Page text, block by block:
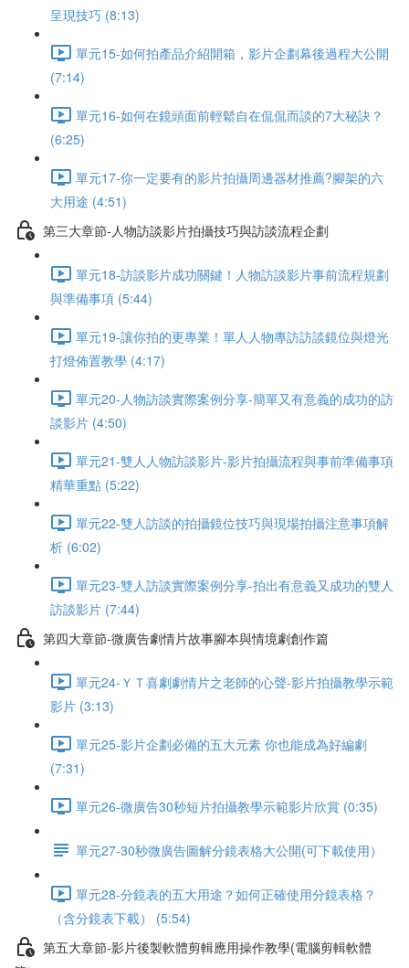
呈現技巧 (8:13)
單元15-如何拍產品介紹開箱，影片企劃幕後過程大公開
(7:14)
單元16-如何在鏡頭面前輕鬆自在侃侃而談的7大秘訣？
(6:25)
單元17-你一定要有的影片拍攝周邊器材推薦?腳架的六
大用途 (4:51)
第三大章節-人物訪談影片拍攝技巧與訪談流程企劃
單元18-訪談影片成功關鍵！人物訪談影片事前流程規劃
與準備事項 (5:44)
單元19-讓你拍的更專業！單人人物專訪訪談鏡位與燈光
打燈佈置教學 (4:17)
單元20-人物訪談實際案例分享-簡單又有意義的成功的訪
談影片 (4:50)
單元21-雙人人物訪談影片-影片拍攝流程與事前準備事項
精華重點 (5:22)
單元22-雙人訪談的拍攝鏡位技巧與現場拍攝注意事項解
析 (6:02)
單元23-雙人訪談實際案例分享-拍出有意義又成功的雙人
訪談影片 (7:44)
第四大章節-微廣告劇情片故事腳本與情境劇創作篇
單元24-ＹＴ喜劇劇情片之老師的心聲-影片拍攝教學示範
影片 (3:13)
單元25-影片企劃必備的五大元素 你也能成為好編劇
(7:31)
單元26-微廣告30秒短片拍攝教學示範影片欣賞 (0:35)
單元27-30秒微廣告圖解分鏡表格大公開(可下載使用）
單元28-分鏡表的五大用途？如何正確使用分鏡表格？
（含分鏡表下載） (5:54)
第五大章節-影片後製軟體剪輯應用操作教學(電腦剪輯軟體